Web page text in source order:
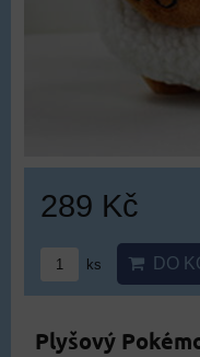
289 Kč
ks DO
Plyšový